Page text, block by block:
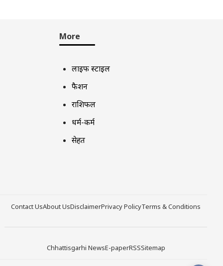
More
लाइफ स्टाइल
फैशन
राशिफल
धर्म-कर्म
सेहत
Contact UsAbout UsDisclaimerPrivacy PolicyTerms & Conditions
Chhattisgarhi NewsE-paperRSSSitemap